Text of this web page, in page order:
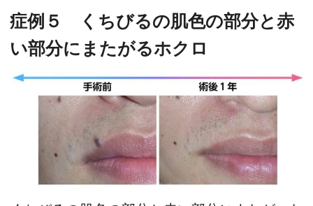
症例５ くちびるの肌色の部分と赤
い部分にまたがるホクロ